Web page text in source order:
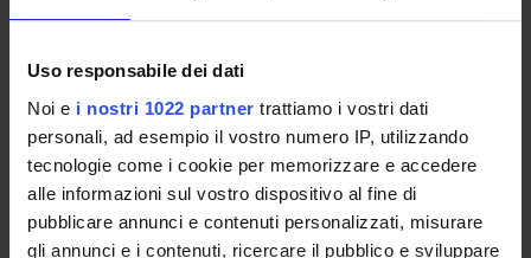
Uso responsabile dei dati
Noi e i nostri 1022 partner trattiamo i vostri dati
personali, ad esempio il vostro numero IP, utilizzando
tecnologie come i cookie per memorizzare e accedere
alle informazioni sul vostro dispositivo al fine di
pubblicare annunci e contenuti personalizzati, misurare
gli annunci e i contenuti, ricercare il pubblico e sviluppare
DEPARTMENT FACILITIES
RESEARCH LABORATORIES
RESEARCH CENTRES
LIBRARIES